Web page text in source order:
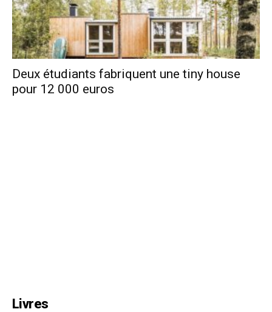
Deux étudiants fabriquent une tiny house
pour 12 000 euros
Livres